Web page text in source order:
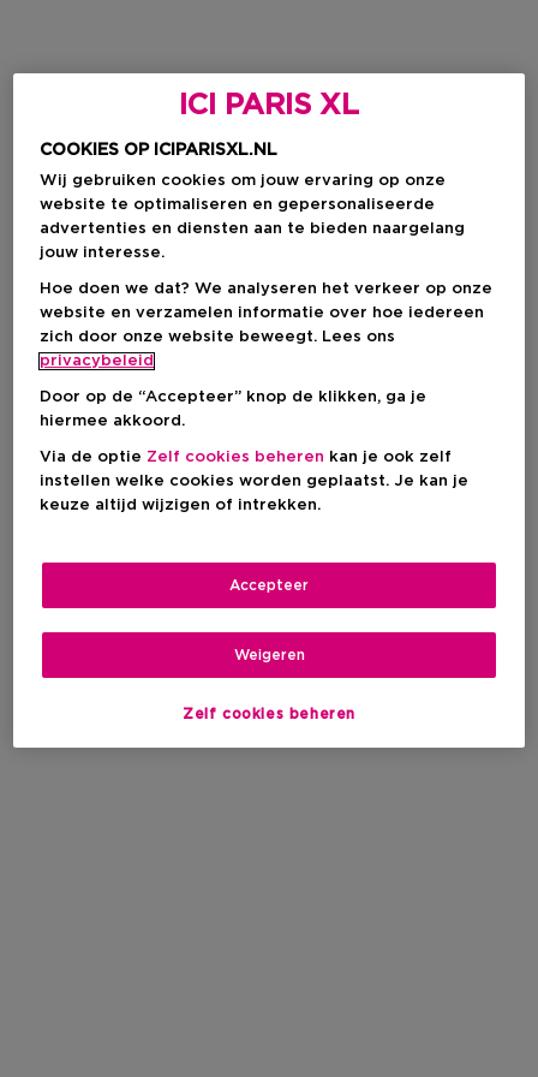
ICI PARIS XL
COOKIES OP ICIPARISXL.NL
Wij gebruiken cookies om jouw ervaring op onze
website te optimaliseren en gepersonaliseerde
advertenties en diensten aan te bieden naargelang
jouw interesse.
Hoe doen we dat? We analyseren het verkeer op onze
website en verzamelen informatie over hoe iedereen
zich door onze website beweegt. Lees ons
privacybeleid
Door op de “Accepteer” knop de klikken, ga je
hiermee akkoord.
Via de optie Zelf cookies beheren kan je ook zelf
instellen welke cookies worden geplaatst. Je kan je
keuze altijd wijzigen of intrekken.
Zelf cookies beheren
Weigeren
Accepteer